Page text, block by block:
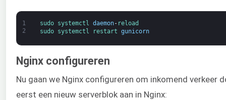
1
2
sudo systemctl daemon- reload
sudo systemctl restart gunicorn
Nginx configureren
Nu gaan we Nginx configureren om inkomend verkeer
eerst een nieuw serverblok aan in Nginx: